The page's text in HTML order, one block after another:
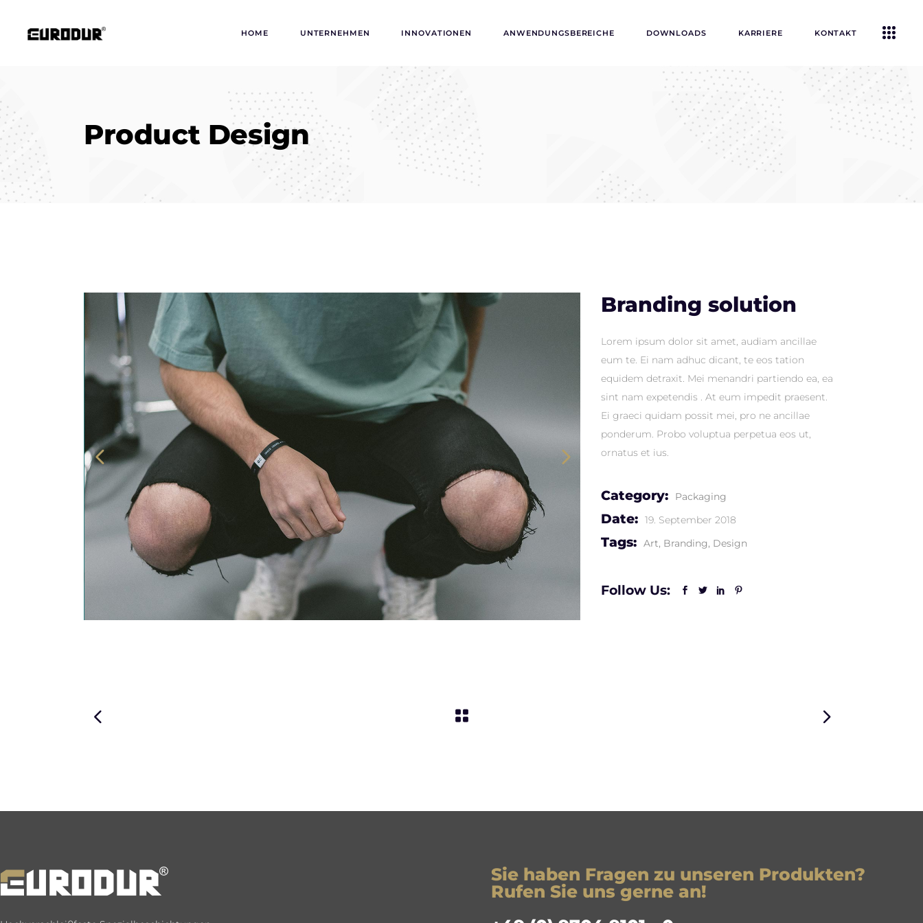
HOME UNTERNEHMEN INNOVATIONEN ANWENDUNGSBEREICHE DOWNLOADS KARRIERE KONTAKT
Product Design
Branding solution
Lorem ipsum dolor sit amet, audiam ancillae
eum te. Ei nam adhuc dicant, te eos tation
equidem detraxit. Mei menandri partiendo ea, ea
sint nam expetendis . At eum impedit praesent.
Ei graeci quidam possit mei, pro ne ancillae
ponderum. Probo voluptua perpetua eos ut,
ornatus et ius.
Category: Packaging
Date: 19. September 2018
Tags: Art Branding Design
Follow Us:
Sie haben Fragen zu unseren Produkten?
Rufen Sie uns gerne an!